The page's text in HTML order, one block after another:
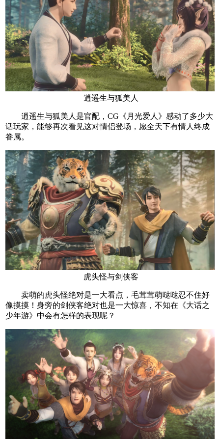
逍遥生与狐美人
逍遥生与狐美人是官配，CG《月光爱人》感动了多少大
话玩家，能够再次看见这对情侣登场，愿全天下有情人终成
眷属。
虎头怪与剑侠客
卖萌的虎头怪绝对是一大看点，毛茸茸萌哒哒忍不住好
像摸摸！身旁的剑侠客绝对也是一大惊喜，不知在《大话之
少年游》中会有怎样的表现呢？